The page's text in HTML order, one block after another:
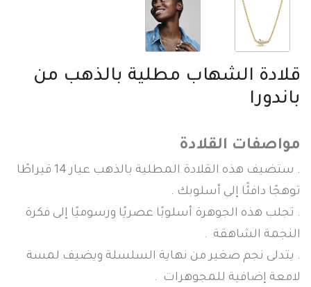
قلادة الشهاب مطلية بالذهب من
باندورا
مواصفات القلادة
. ستضيف هذه القلادة المطلية بالذهب عيار 14 قيراطًا
توهجًا دافئًا إلى أسلوبك .
. تجلب هذه الجوهرة أسلوبًا عصريًا ورسوميًا إلى فكرة
النجمة الشاهقة .
. يتدلى نجم صغير من نهاية السلسلة ويضيف لمسة
لامعة إضافية للمجوهرات .